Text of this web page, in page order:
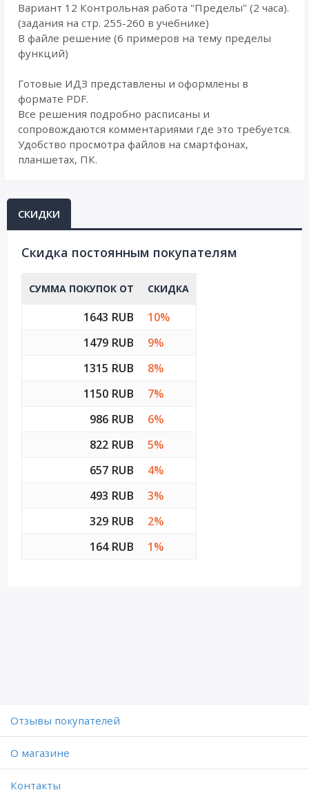
Вариант 12 Контрольная работа "Пределы" (2 часа).
(задания на стр. 255-260 в учебнике)
В файле решение (6 примеров на тему пределы
функций)
Готовые ИДЗ представлены и оформлены в
формате PDF.
Все решения подробно расписаны и
сопровождаются комментариями где это требуется.
Удобство просмотра файлов на смартфонах,
планшетах, ПК.
СКИДКИ
Cкидка постоянным покупателям
СУММА ПОКУПОК ОТ СКИДКА
1643 RUB
10%
1479 RUB
9%
1315 RUB
8%
1150 RUB
7%
986 RUB
6%
822 RUB
5%
657 RUB
4%
493 RUB
3%
329 RUB
2%
164 RUB
1%
Отзывы покупателей
O магазине
Контакты